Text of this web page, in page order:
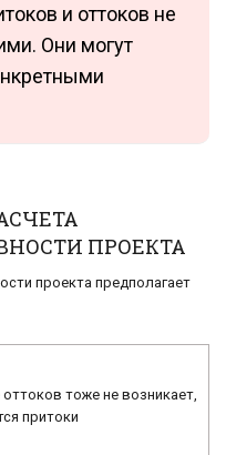
и оттоков не
Они могут
ПРОЕКТА
проекта предполагает
тоже не возникает,
притоки